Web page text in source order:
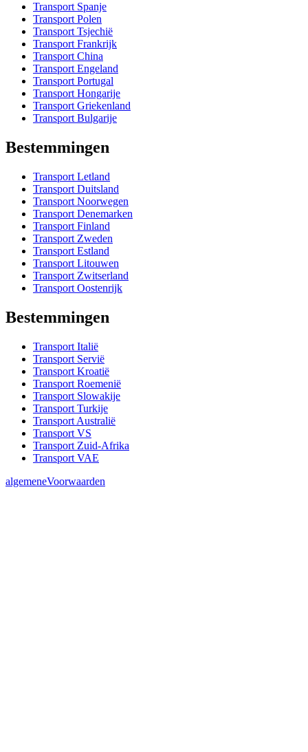
Transport Spanje
Transport Polen
Transport Tsjechië
Transport Frankrijk
Transport China
Transport Engeland
Transport Portugal
Transport Hongarije
Transport Griekenland
Transport Bulgarije
Bestemmingen
Transport Letland
Transport Duitsland
Transport Noorwegen
Transport Denemarken
Transport Finland
Transport Zweden
Transport Estland
Transport Litouwen
Transport Zwitserland
Transport Oostenrijk
Bestemmingen
Transport Italië
Transport Servië
Transport Kroatië
Transport Roemenië
Transport Slowakije
Transport Turkije
Transport Australië
Transport VS
Transport Zuid-Afrika
Transport VAE
algemeneVoorwaarden